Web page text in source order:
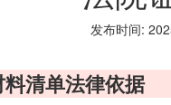
发布时间:
料清单法律依据